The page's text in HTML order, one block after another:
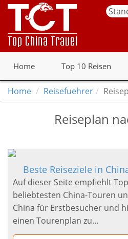
Home Top 10 Reisen
Home Reisefuehrer
Reiseplan
Beste Reiseziele in
Auf dieser Seite empfiehlt
beliebtesten China-Touren
China für Erstbesucher und
einen Tourenplan zu...